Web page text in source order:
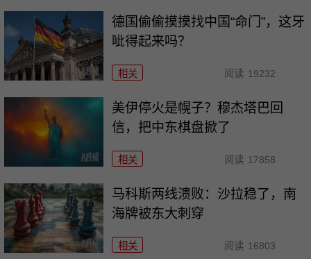
德国偷偷摸摸找中国“命门”，这牙
呲得起来吗？
相关 阅读 19232
美伊停火是幌子？穆杰塔巴回
信，把中东棋盘掀了
相关 阅读 17858
马科斯两线溃败：沙拉稳了，南
海牌被东大刺穿
相关 阅读 16803